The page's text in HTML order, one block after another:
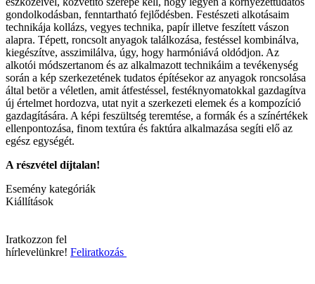
gondolkodásban, fenntartható fejlődésben. Festészeti alkotásaim
technikája kollázs, vegyes technika, papír illetve feszített vászon
alapra. Tépett, roncsolt anyagok találkozása, festéssel kombinálva,
kiegészítve, asszimilálva, úgy, hogy harmóniává oldódjon. Az
alkotói módszertanom és az alkalmazott technikáim a tevékenység
során a kép szerkezetének tudatos építésekor az anyagok roncsolása
által betör a véletlen, amit átfestéssel, festéknyomatokkal gazdagítva
új értelmet hordozva, utat nyit a szerkezeti elemek és a kompozíció
gazdagítására. A képi feszültség teremtése, a formák és a színértékek
ellenpontozása, finom textúra és faktúra alkalmazása segíti elő az
egész egységét.
A részvétel díjtalan!
Esemény kategóriák
Kiállítások
Iratkozzon fel
hírlevelünkre! Feliratkozás